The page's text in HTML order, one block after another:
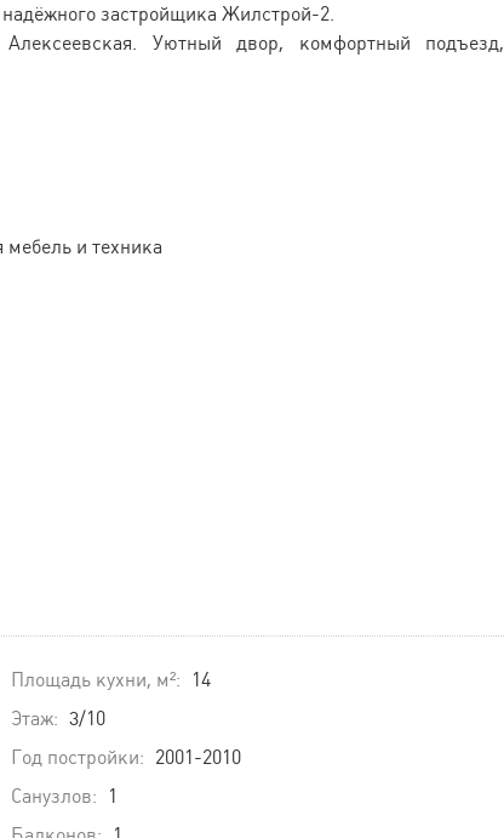
застройщика Жилстрой-2.
Уютный двор, комфортный подъезд,
мебель и техника
Площадь кухни, м²:
14
Этаж: 3/10
Год постройки: 2001-2010
Санузлов:
1